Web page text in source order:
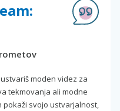
moden videz za
tekmovanja ali modne
pokaži svojo ustvarjalnost,